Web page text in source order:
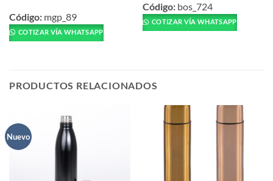
producto
tiene
múltiples
se
en
la
Código: mgp_89
COTIZAR VÍA WHATSAPP
producto
tiene
múltiples
se
Código: bos_724
COTIZAR VÍA WHATSAPP
PRODUCTOS RELACIONADOS
Nuevo